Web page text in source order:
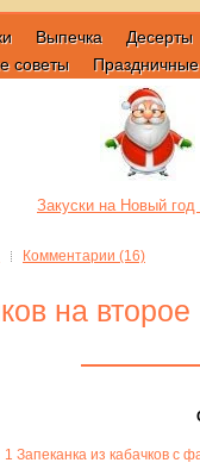
Выпечка Десерты
советы
Закуски на Новый год
Комментарии (16)
на второе
1 Запеканка из кабачков с